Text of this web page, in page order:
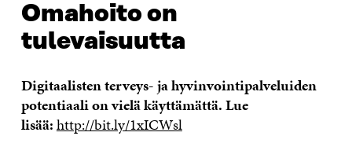
Omahoito on
tulevaisuutta
Digitaalisten terveys- ja hyvinvointipalveluiden
potentiaali on vielä käyttämättä. Lue
lisää:http://bit.ly/1xICWsl